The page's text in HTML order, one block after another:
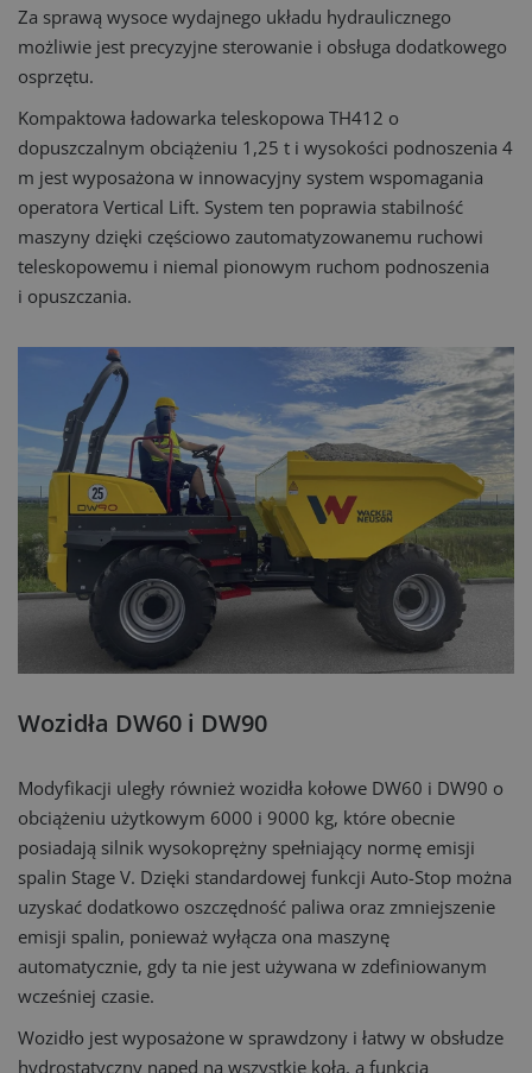
Za sprawą wysoce wydajnego układu hydraulicznego
możliwie jest precyzyjne sterowanie i obsługa dodatkowego
osprzętu.
Kompaktowa ładowarka teleskopowa TH412 o
dopuszczalnym obciążeniu 1,25 t i wysokości podnoszenia 4
m jest wyposażona w innowacyjny system wspomagania
operatora Vertical Lift. System ten poprawia stabilność
maszyny dzięki częściowo zautomatyzowanemu ruchowi
teleskopowemu i niemal pionowym ruchom podnoszenia
i opuszczania.
Wozidła DW60 i DW90
Modyfikacji uległy również wozidła kołowe DW60 i DW90 o
obciążeniu użytkowym 6000 i 9000 kg, które obecnie
posiadają silnik wysokoprężny spełniający normę emisji
spalin Stage V. Dzięki standardowej funkcji Auto-Stop można
uzyskać dodatkowo oszczędność paliwa oraz zmniejszenie
emisji spalin, ponieważ wyłącza ona maszynę
automatycznie, gdy ta nie jest używana w zdefiniowanym
wcześniej czasie.
Wozidło jest wyposażone w sprawdzony i łatwy w obsłudze
hydrostatyczny napęd na wszystkie koła, a funkcja